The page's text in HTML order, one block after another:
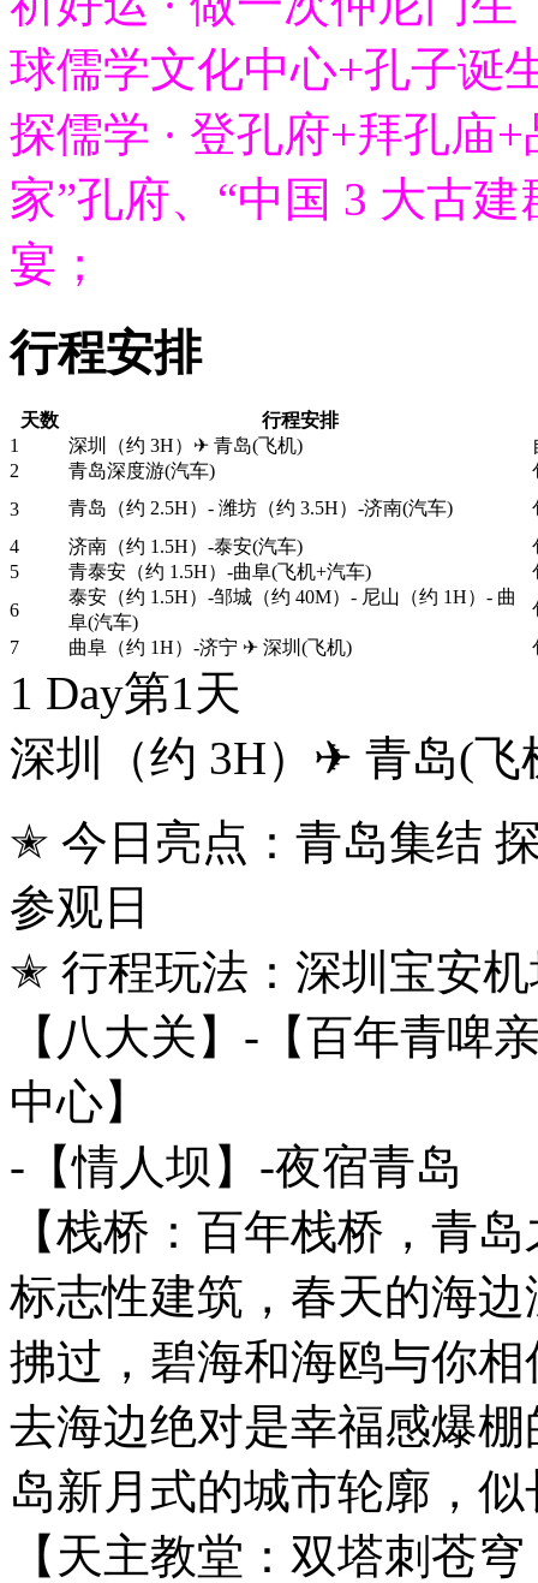
球儒学文化中心+孔子诞
探儒学 · 登孔府+拜孔庙
家”孔府、“中国 3 大古
宴；
行程安排
天数
行程安排
1
深圳（约 3H）✈ 青岛(飞机)
2
青岛深度游(汽车)
3
青岛（约 2.5H）- 潍坊（约 3.5H）-济南(汽车)
4
济南（约 1.5H）-泰安(汽车)
5
青泰安（约 1.5H）-曲阜(飞机+汽车)
6
泰安（约 1.5H）-邹城（约 40M）- 尼山（约 1H）- 曲
阜(汽车)
7
曲阜（约 1H）-济宁 ✈ 深圳(飞机)
1 Day第1天
深圳（约 3H）✈ 青岛(飞
✭ 今日亮点：青岛集结
参观日
✭ 行程玩法：深圳宝安
【八大关】-【百年青啤
中心】
-【情人坝】-夜宿青岛
【栈桥：百年栈桥，青
标志性建筑，春天的海
拂过，碧海和海鸥与你
去海边绝对是幸福感爆
岛新月式的城市轮廓，
【天主教堂：双塔刺苍